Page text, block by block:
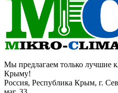
Мы предлагаем только лучшие
Крыму!
Россия, Республика Крым, г.